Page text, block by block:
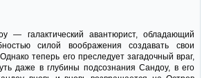
— галактический авантюрист, обладающий
силой воображения создавать свои
теперь его преследует загадочный враг,
даже в глубины подсознания Сандоу, в его